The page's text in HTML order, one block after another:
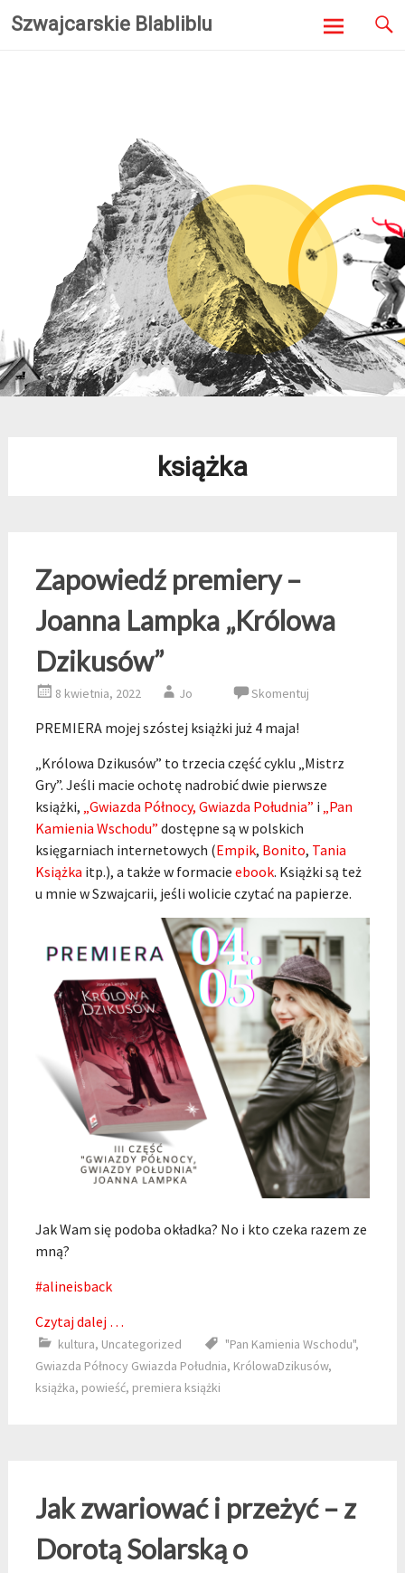
Szwajcarskie Blabliblu
książka
Zapowiedź premiery –
Joanna Lampka „Królowa
Dzikusów”
8 kwietnia, 2022 Jo Skomentuj
PREMIERA mojej szóstej książki już 4 maja!
„Królowa Dzikusów” to trzecia część cyklu „Mistrz
Gry”. Jeśli macie ochotę nadrobić dwie pierwsze
książki, „Gwiazda Północy, Gwiazda Południa” i „Pan
Kamienia Wschodu” dostępne są w polskich
księgarniach internetowych (Empik, Bonito, Tania
Książka itp.), a także w formacie ebook. Książki są też
u mnie w Szwajcarii, jeśli wolicie czytać na papierze.
Jak Wam się podoba okładka? No i kto czeka razem ze
mną?
#alineisback
Czytaj dalej …
kultura, Uncategorized "Pan Kamienia Wschodu",
Gwiazda Północy Gwiazda Południa, KrólowaDzikusów,
książka, powieść, premiera książki
Jak zwariować i przeżyć – z
Dorotą Solarską o